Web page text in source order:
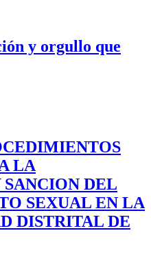
y orgullo que
LA
DEL
SEXUAL EN LA
DISTRITAL DE